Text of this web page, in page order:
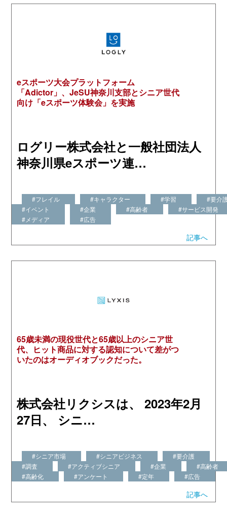
eスポーツ大会プラットフォーム
「Adictor」、JeSU神奈川支部とシニア世代
向け「eスポーツ体験会」を実施
ログリー株式会社と一般社団法人
神奈川県eスポーツ連…
#フレイル #キャラクター #学習
#要介
#イベント
#企業 #高齢者
#サービス開発
#メディア
#広告
記事へ
65歳未満の現役世代と65歳以上のシニア世
代、ヒット商品に対する認知について差がつ
いたのはオーディオブックだった。
株式会社リクシスは、 2023年2月
27日、 シニ…
#シニア市場 #シニアビジネス
#要介護
#調査
#アクティブシニア #企業
#高齢者
#高齢化
#アンケート #定年 #広告
記事へ